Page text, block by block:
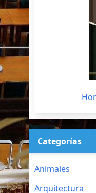
Categorías
Animales
Arquitectura